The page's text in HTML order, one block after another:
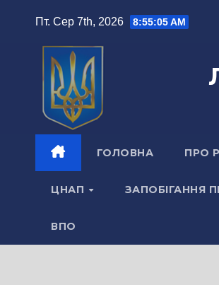
Пт. Сер 7th, 2026 8:55:06 AM
ГОЛОВНА ПРО
ЦНАП ЗАПОБІГАННЯ
ВПО